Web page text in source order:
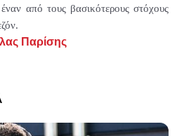
από τους βασικότερους στόχους
Παρίσης